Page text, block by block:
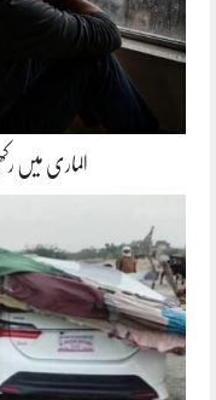
الماری میں